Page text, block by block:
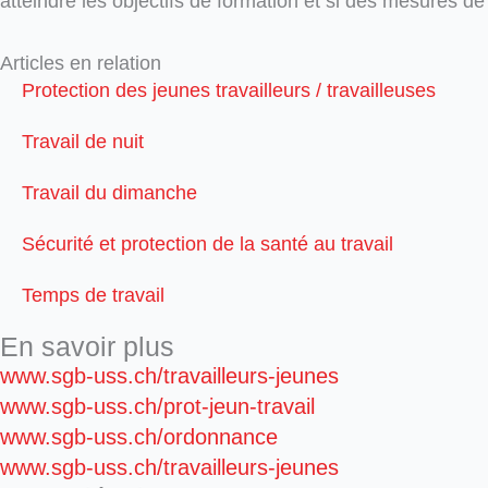
Articles en relation
Protection des jeunes travailleurs / travailleuses
Travail de nuit
Travail du dimanche
Sécurité et protection de la santé au travail
Temps de travail
En savoir plus
www.sgb-uss.ch/travailleurs-jeunes
www.sgb-uss.ch/prot-jeun-travail
www.sgb-uss.ch/ordonnance
www.sgb-uss.ch/travailleurs-jeunes